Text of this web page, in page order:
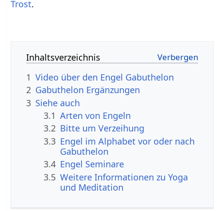
Trost.
Inhaltsverzeichnis
1 Video über den Engel Gabuthelon
2 Gabuthelon Ergänzungen
3 Siehe auch
3.1 Arten von Engeln
3.2 Bitte um Verzeihung
3.3 Engel im Alphabet vor oder nach
Gabuthelon
3.4 Engel Seminare
3.5 Weitere Informationen zu Yoga
und Meditation